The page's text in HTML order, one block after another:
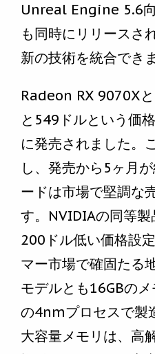
Unreal Engine 5.6
も同時にリリースさ
新の技術を統合できま
Radeon RX 9070X
と549ドルという価
に発売されました。
し、発売から5ヶ月
ードは市場で堅調な
す。NVIDIAの同等
200ドル低い価格設
マー市場で確固たる
モデルとも16GBの
の4nmプロセスで製
大容量メモリは、高